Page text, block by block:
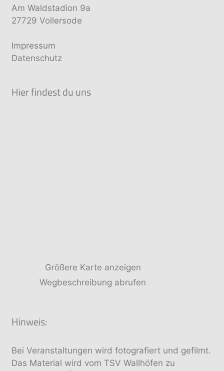
Am Waldstadion 9a
27729 Vollersode
Impressum
Datenschutz
Hier findest du uns
Größere Karte anzeigen
Wegbeschreibung abrufen
Hinweis:
Bei Veranstaltungen wird fotografiert und gefilmt.
Das Material wird vom TSV Wallhöfen zu